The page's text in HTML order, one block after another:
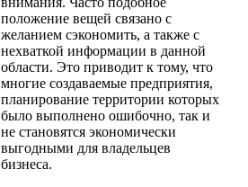
положение вещей связано с
желанием сэкономить, а также с
нехваткой информации в данной
области. Это приводит к тому, что
многие создаваемые предприятия,
планирование территории которых
было выполнено ошибочно, так и
не становятся экономически
выгодными для владельцев
бизнеса.